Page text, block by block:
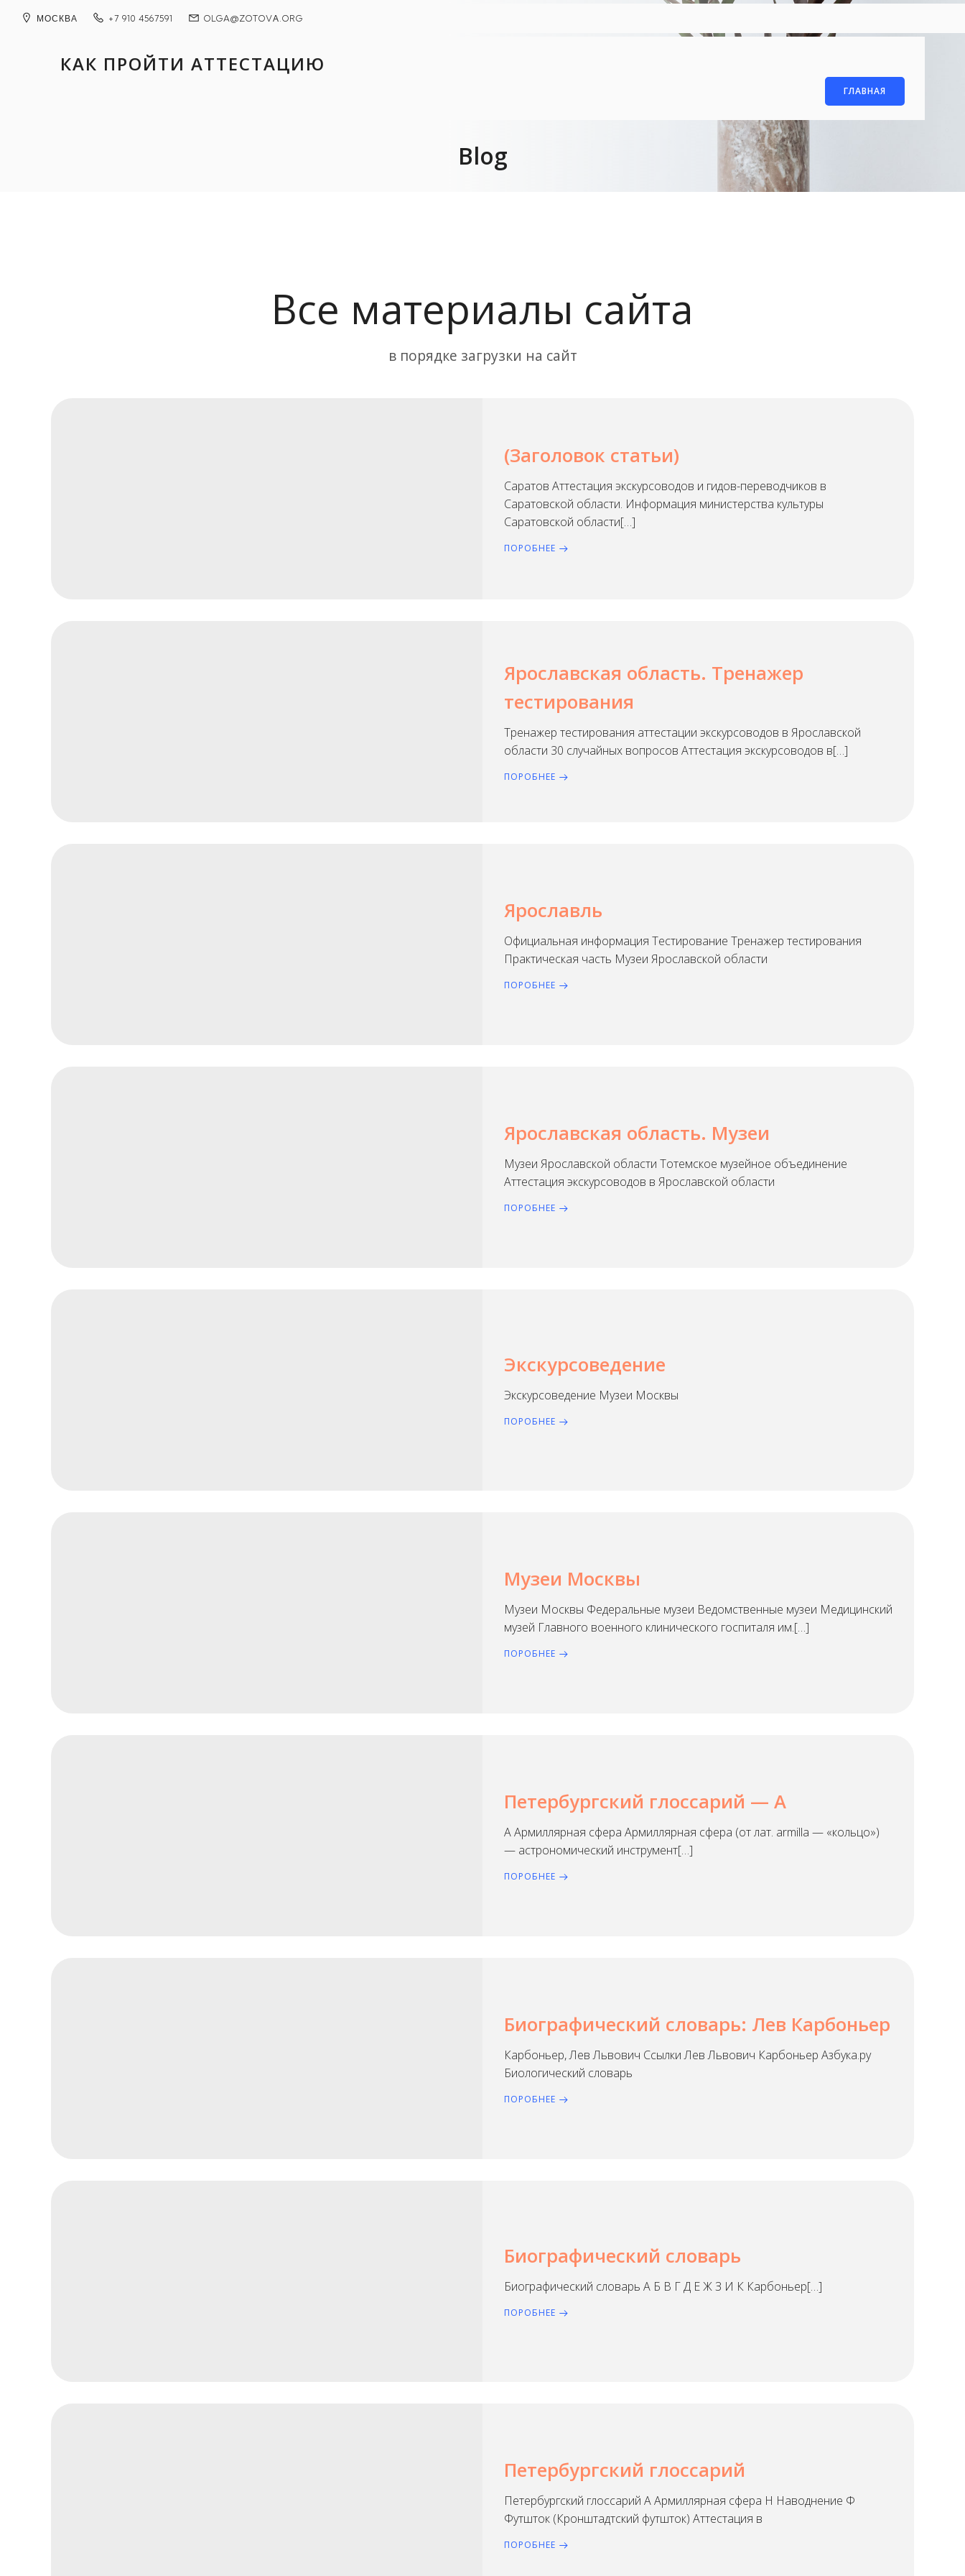
МОСКВА +7 910 4567591 OLGA@ZOTOVА.ORG
КАК ПРОЙТИ АТТЕСТАЦИЮ
ГЛАВНАЯ
Blog
Все материалы сайта
в порядке загрузки на сайт
(Заголовок статьи)
Саратов Аттестация экскурсоводов и гидов-переводчиков в
Саратовской области. Информация министерства культуры
Саратовской области[…]
ПОРОБНЕЕ
Ярославская область. Тренажер
тестирования
Тренажер тестирования аттестации экскурсоводов в Ярославской
области 30 случайных вопросов Аттестация экскурсоводов в[…]
ПОРОБНЕЕ
Ярославль
Официальная информация Тестирование Тренажер тестирования
Практическая часть Музеи Ярославской области
ПОРОБНЕЕ
Ярославская область. Музеи
Музеи Ярославской области Тотемское музейное объединение
Аттестация экскурсоводов в Ярославской области
ПОРОБНЕЕ
Экскурсоведение
Экскурсоведение Музеи Москвы
ПОРОБНЕЕ
Музеи Москвы
Музеи Москвы Федеральные музеи Ведомственные музеи Медицинский
музей Главного военного клинического госпиталя им.[…]
ПОРОБНЕЕ
Петербургский глоссарий — А
А Армиллярная сфера Армиллярная сфера (от лат. armilla — «кольцо»)
— астрономический инструмент[…]
ПОРОБНЕЕ
Биографический словарь: Лев Карбоньер
Карбоньер, Лев Львович Ссылки Лев Львович Карбоньер Азбука.ру
Биологический словарь
ПОРОБНЕЕ
Биографический словарь
Биографический словарь А Б В Г Д Е Ж З И К Карбоньер[…]
ПОРОБНЕЕ
Петербургский глоссарий
Петербургский глоссарий А Армиллярная сфера Н Наводнение Ф
Футшток (Кронштадтский футшток) Аттестация в
ПОРОБНЕЕ